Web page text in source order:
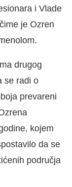
i Vlade
je Ozren
drugog
se radi o
prevareni
kojem
da se
područja